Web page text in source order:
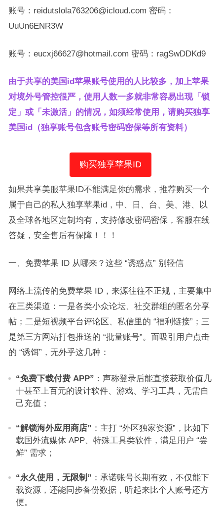
账号：reidutslola763206@icloud.com 密码：
UuUn6ENR3W
账号：eucxj66627@hotmail.com 密码：ragSwDDKd9
由于共享的美国id苹果账号使用的人比较多，加上苹果
对境外号管控很严，使用人数一多就非常容易出现「锁
定」或「未激活」的情况，如须经常使用，请购买独享
美国id（独享账号包含账号密码密保等所有资料）
购买独享苹果ID
如果共享美服苹果ID不能满足你的需求，推荐购买一个
属于自己的私人独享苹果id，中、日、台、美、港、以
及全球各地区定制均有，支持修改密码密保，客服在线
答疑，安全售后有保障！！！
一、免费苹果 ID 从哪来？这些 “诱惑点” 别轻信​
网络上流传的免费苹果 ID，来源往往不正规，主要集中
在三类渠道：一是各类小众论坛、社交群组的匿名分享
帖；二是短视频平台评论区、私信里的 “福利链接”；三
是第三方网站打包推送的 “批量账号”。而吸引用户点击
的 “诱饵”，无外乎这几种：​
“免费下载付费 APP” ：声称登录后能直接获取价值几
十甚至上百元的设计软件、游戏、学习工具，无需自
己充值；​
“解锁海外应用商店” ：主打 “外区独家资源”，比如下
载国外流媒体 APP、特殊工具类软件，满足用户 “尝
鲜” 需求；​
“永久使用，无限制” ：承诺账号长期有效，不仅能下
载资源，还能同步备份数据，听起来比个人账号还方
便。​